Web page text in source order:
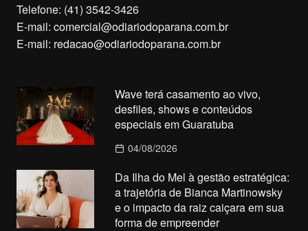
Telefone: (41) 3542-3426
E-mail: comercial@odiariodoparana.com.br
E-mail: redacao@odiariodoparana.com.br
Wave terá casamento ao vivo,
desfiles, shows e conteúdos
especiais em Guaratuba
04/08/2026
Da Ilha do Mel à gestão estratégica:
a trajetória de Bianca Martinowsky
e o impacto da raiz caiçara em sua
forma de empreender